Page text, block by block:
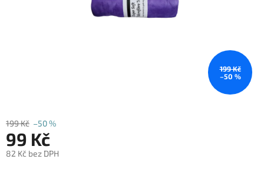
199 Kč
–50 %
199 Kč –50 %
99 Kč
82 Kč bez DPH